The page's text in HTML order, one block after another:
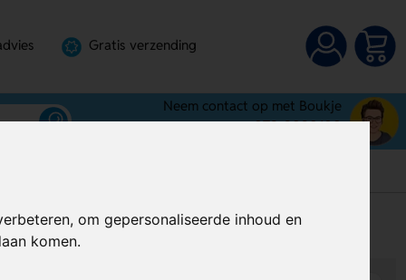
om gepersonaliseerde inhoud en
komen.
Gratis verzending
Neem contact op met Boukje
072-3030100
Al vanaf€ 3,60 per stuk (excl. BTW)